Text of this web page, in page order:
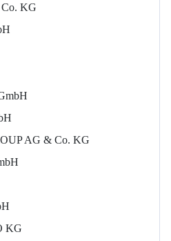
KG
AG & Co. KG
KG